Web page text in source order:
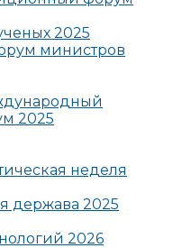
2025
министров
2025
неделя
держава 2025
2026